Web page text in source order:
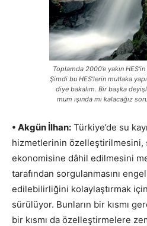
Toplamda 2000’e yakın
Şimdi bu HES’lerin mutlaka
diye bakalım. Bir başka
mum ışında mı kalacağız
• Akgün İlhan: Türkiye’de su
hizmetlerinin özelleştirilmesini,
ekonomisine dâhil edilmesini
tarafından sorgulanmasını
edilebilirliğini kolaylaştırmak
sürülüyor. Bunların bir kısmı
bir kısmı da özelleştirmelere